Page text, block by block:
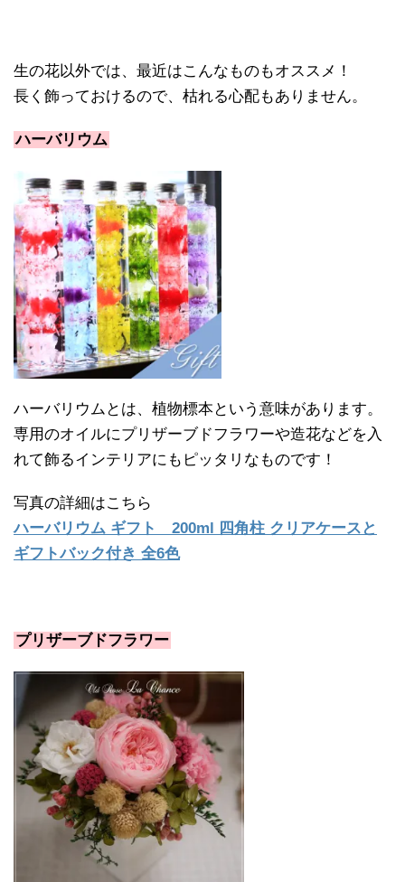
生の花以外では、最近はこんなものもオススメ！
長く飾っておけるので、枯れる心配もありません。
ハーバリウム
ハーバリウムとは、植物標本という意味があります。
専用のオイルにプリザーブドフラワーや造花などを入
れて飾るインテリアにもピッタリなものです！
写真の詳細はこちら
ハーバリウム ギフト 200ml 四角柱 クリアケースと
ギフトバック付き 全6色
プリザーブドフラワー